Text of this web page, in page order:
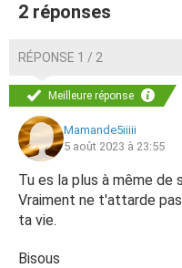
2 réponses
RÉPONSE 1 / 2
Meilleure réponse
Mamande5iiiii
5 août 2023 à 23:55
Tu es la plus à même de
Vraiment ne t'attarde
ta vie.
Bisous